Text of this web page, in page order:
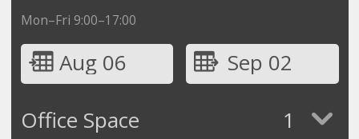
Mon–Fri 9:00–17:00
Aug 06
Sep 02
Office Space
1